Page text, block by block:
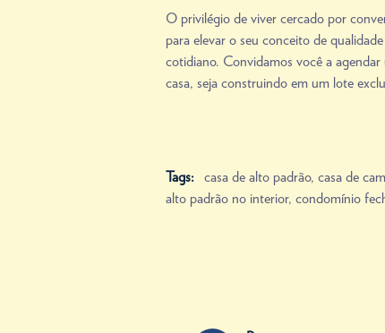
O privilégio de viver cercado por
para elevar o seu conceito de
cotidiano. Convidamos você a
casa, seja construindo em um lote
Tags: casa de alto padrão, casa de
alto padrão no interior, condomínio